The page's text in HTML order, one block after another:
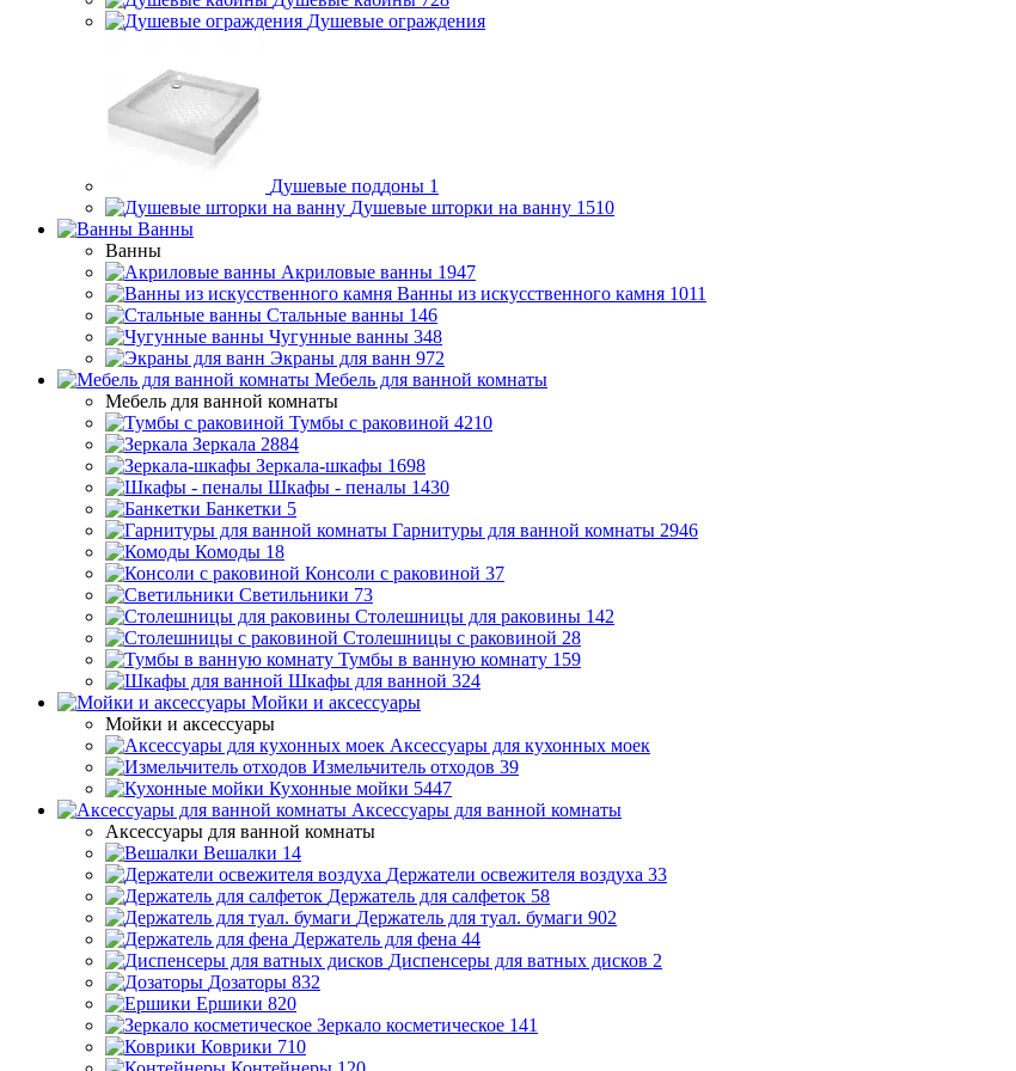
Душевые ограждения
Душевые поддоны 1
Душевые шторки на ванну 1510
Ванны
Ванны
Акриловые ванны 1947
Ванны из искусственного камня 1011
Стальные ванны 146
Чугунные ванны 348
Экраны для ванн 972
Мебель для ванной комнаты
Мебель для ванной комнаты
Тумбы с раковиной 4210
Зеркала 2884
Зеркала-шкафы 1698
Шкафы - пеналы 1430
Банкетки 5
Гарнитуры для ванной комнаты 2946
Комоды 18
Консоли с раковиной 37
Светильники 73
Столешницы для раковины 142
Столешницы с раковиной 28
Тумбы в ванную комнату 159
Шкафы для ванной 324
Мойки и аксессуары
Мойки и аксессуары
Аксессуары для кухонных моек
Измельчитель отходов 39
Кухонные мойки 5447
Аксессуары для ванной комнаты
Аксессуары для ванной комнаты
Вешалки 14
Держатели освежителя воздуха 33
Держатель для салфеток 58
Держатель для туал. бумаги 902
Держатель для фена 44
Диспенсеры для ватных дисков 2
Дозаторы 832
Ершики 820
Зеркало косметическое 141
Коврики 710